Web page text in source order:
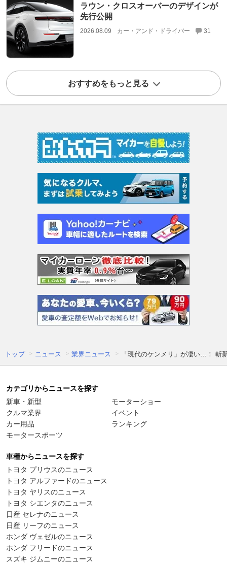
ラウン・クロスオーバーのデザインが
先行公開
2026.08.09 カー・アンド・ドライバー 31
おすすめをもっと見る
トップ ニュース 業界ニュース 「現代のケンメリ」が凄い…！
カテゴリからニュースを探す
新車・新型
クルマ業界
カー用品
モータースポーツ
モーターショー
イベント
ランキング
車種からニュースを探す
トヨタ プリウスのニュース
トヨタ アルファードのニュース
トヨタ ヤリスのニュース
トヨタ シエンタのニュース
日産 セレナのニュース
日産 リーフのニュース
ホンダ ヴェゼルのニュース
ホンダ フリードのニュース
スズキ ジムニーのニュース